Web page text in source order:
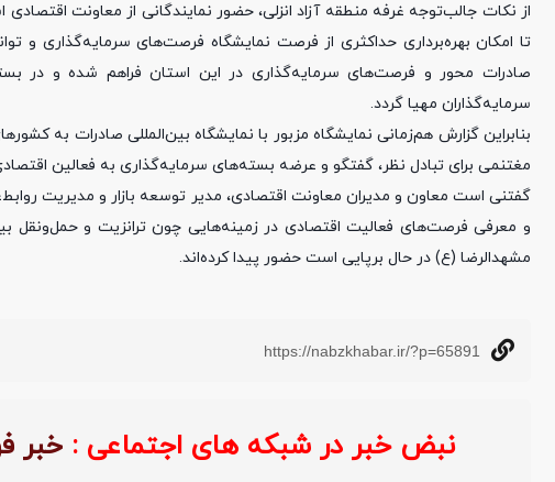
از نکات جالب‌توجه غرفه منطقه آزاد انزلی، حضور نمایندگانی از معاونت
تا امکان بهره‌برداری حداکثری از فرصت نمایشگاه فرصت‌های سرمایه‌گذاری و
صادرات محور و فرصت‌های سرمایه‌گذاری در این استان فراهم شده و در
سرمایه‌گذاران مهیا گردد.
بنابراین گزارش هم‌زمانی نمایشگاه مزبور با نمایشگاه بین‌المللی صادرات به
مغتنمی برای تبادل نظر، گفتگو و عرضه بسته‌های سرمایه‌گذاری به فعالین
گفتنی است معاون و مدیران معاونت اقتصادی، مدیر توسعه بازار و مدیریت
مشهدالرضا (ع) در حال برپایی است حضور پیدا کرده‌اند.
https://nabzkhabar.ir/?p=65891
نبض خبر در شبکه های اجتماعی : خبر